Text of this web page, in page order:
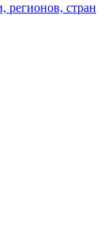
регионов, стран